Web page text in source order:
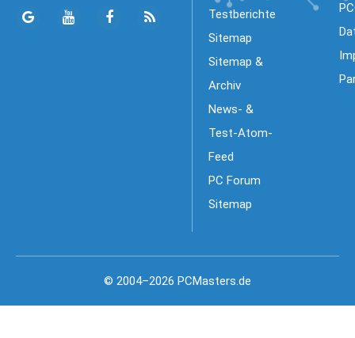
Testberichte
Sitemap
Sitemap &
Archiv
News- &
Test-Atom-
Feed
PC Forum
Sitemap
© 2004–2026 PCMasters.de